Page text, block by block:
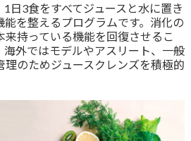
日3食をすべてジュースと水に置き
を整えるプログラムです。消化の
持っている機能を回復させるこ
海外ではモデルやアスリート、一般
理のためジュースクレンズを積極的